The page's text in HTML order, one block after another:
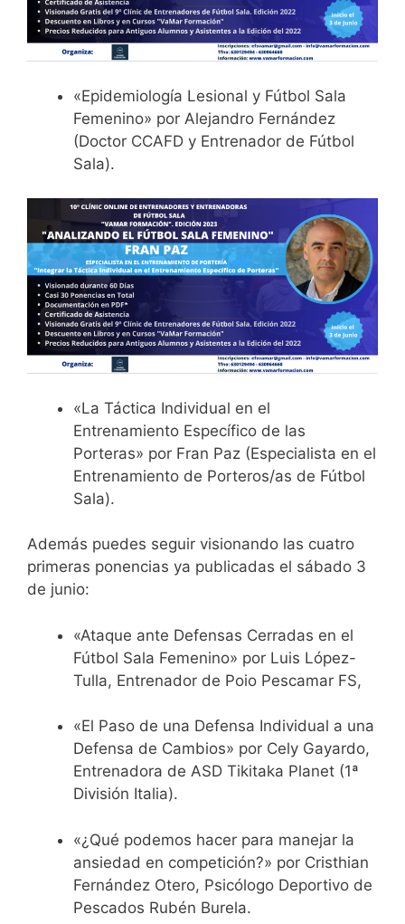
«Epidemiología Lesional y Fútbol Sala
Femenino» por Alejandro Fernández
(Doctor CCAFD y Entrenador de Fútbol
Sala).
«La Táctica Individual en el
Entrenamiento Específico de las
Porteras» por Fran Paz (Especialista en el
Entrenamiento de Porteros/as de Fútbol
Sala).
Además puedes seguir visionando las cuatro
primeras ponencias ya publicadas el sábado 3
de junio:
«Ataque ante Defensas Cerradas en el
Fútbol Sala Femenino» por Luis López-
Tulla, Entrenador de Poio Pescamar FS,
«El Paso de una Defensa Individual a una
Defensa de Cambios» por Cely Gayardo,
Entrenadora de ASD Tikitaka Planet (1ª
División Italia).
«¿Qué podemos hacer para manejar la
ansiedad en competición?» por Cristhian
Fernández Otero, Psicólogo Deportivo de
Pescados Rubén Burela.